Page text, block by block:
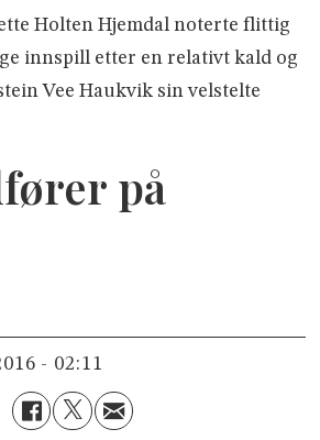
Holten Hjemdal noterte flittig
innspill etter en relativt kald og
Vee Haukvik sin velstelte
på
- 02:11